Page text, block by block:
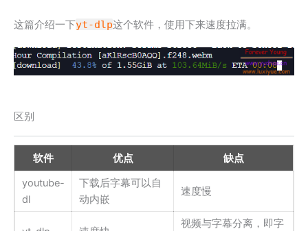
这篇介绍一下yt-dlp这个软件，使用下来速度拉满。
区别
软件 优点
缺点
youtube-
dl
下载后字幕可以自
动内嵌
速度慢
视频与字幕分离，即字